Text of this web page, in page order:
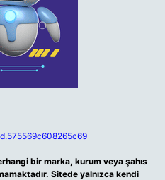
bir marka, kurum veya şahıs
Sitede yalnızca kendi